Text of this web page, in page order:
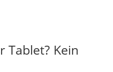
Tablet? Kein